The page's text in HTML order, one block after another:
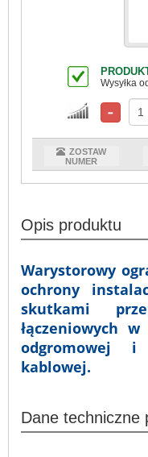
Wysyłka
ZOSTAW
NUMER
Opis produktu
Warystorowy
ochrony
skutkami
łączeniowych
odgromowej
kablowej.
Dane techniczne